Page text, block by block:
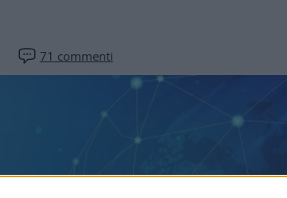
71 commenti